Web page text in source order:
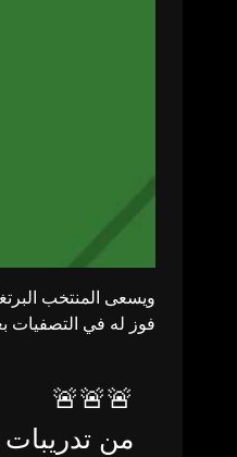
ويسعى المنتخب
فوز له في التصفيات
🚨🚨🚨
من تدريبات